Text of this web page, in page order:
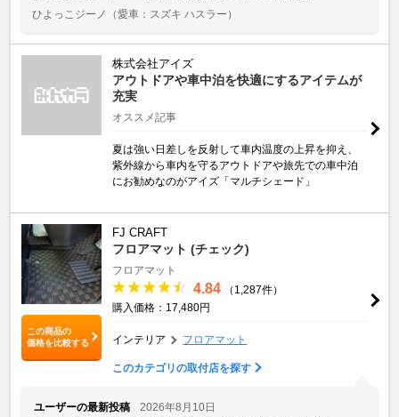
ひよっこジーノ
（愛車：スズキ ハスラー）
株式会社アイズ
アウトドアや車中泊を快適にするアイテムが
充実
オススメ記事
夏は強い日差しを反射して車内温度の上昇を抑え、
紫外線から車内を守るアウトドアや旅先での車中泊
にお勧めなのがアイズ「マルチシェード」
この商品の
価格を比較する
FJ CRAFT
フロアマット (チェック)
フロアマット
4.84
（1,287件）
購入価格：17,480円
インテリア フロアマット
このカテゴリの取付店を探す
ユーザーの最新投稿
2026年8月10日